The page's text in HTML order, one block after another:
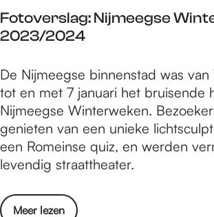
ï
n
e
e
s
t
i
v
a
n
t
e
k
O
e
k
r
ï
Fotoverslag: Nijmeegse
2023/2024
F
o
t
o
v
e
s
De Nijmeegse binnenstad was
tot en met 7 januari het bruisende
Nijmeegse Winterweken.
genieten van een unieke
een Romeinse quiz, en werden
levendig straattheater.
Meer lezen
o